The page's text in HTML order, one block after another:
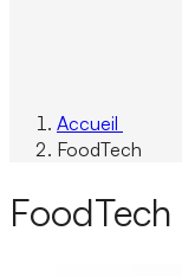
Accueil
FoodTech
FoodTech